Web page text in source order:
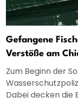
Gefangene
Verstöße am
Zum Beginn der
Dabei decken die